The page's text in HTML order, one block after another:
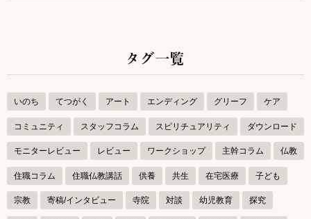
タグ一覧
いのち てつがく アート エンディング グリーフ ケア
コミュニティ スタッフコラム スピリチュアリティ ダウンロード
モニターレビュー レビュー ワークショップ 主幹コラム 仏教
住職コラム 住職仏教講話 供養 共生 在宅医療 子ども
宗教 寄稿/インタビュー 寺院 対談 幼児教育 探究